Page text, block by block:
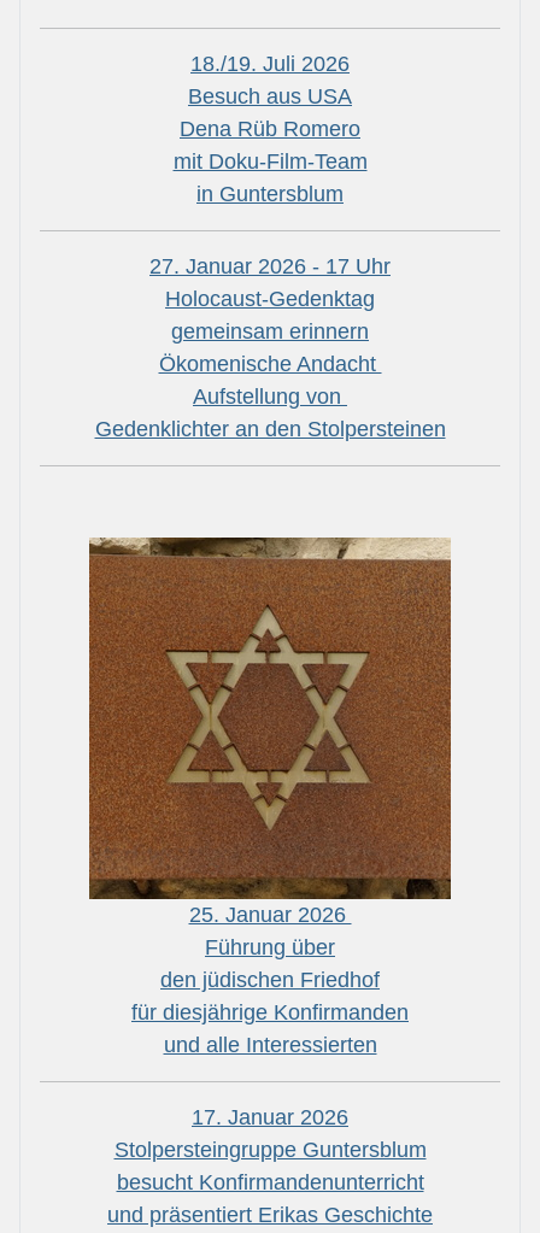
18./19. Juli 2026
Besuch aus USA
Dena Rüb Romero
mit Doku-Film-Team
in Guntersblum
27. Januar 2026 - 17 Uhr
Holocaust-Gedenktag
gemeinsam erinnern
Ökomenische Andacht
Aufstellung von
Gedenklichter an den Stolpersteinen
25. Januar 2026
Führung über
den jüdischen Friedhof
für diesjährige Konfirmanden
und alle Interessierten
17. Januar 2026
Stolpersteingruppe Guntersblum
besucht Konfirmandenunterricht
und präsentiert Erikas Geschichte